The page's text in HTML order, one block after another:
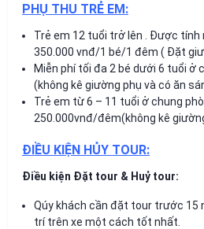
PHỤ THU TRẺ EM:
Trẻ em 12 tuổi trở lên . Được tính
350.000 vnđ/1 bé/1 đêm ( Đặt
Miễn phí tối đa 2 bé dưới 6 tuổi ở
(không kê giường phụ và có ăn
Trẻ em từ 6 – 11 tuổi ở chung
250.000vnđ/đêm(không kê
ĐIỀU KIỆN HỦY TOUR:
Điều kiện Đặt tour & Huỷ tour:
Qúy khách cần đặt tour trước 15
trí trên xe một cách tốt nhất.